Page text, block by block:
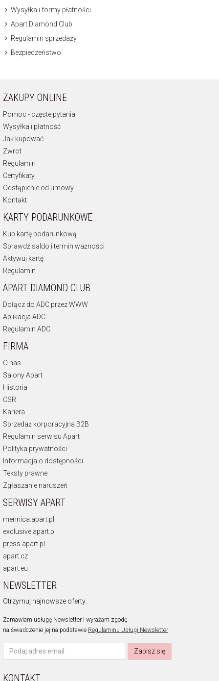
Wysyłka i formy płatności
Apart Diamond Club
Regulamin sprzedaży
Bezpieczeństwo
ZAKUPY ONLINE
Pomoc - częste pytania
Wysyłka i płatność
Jak kupować
Zwrot
Regulamin
Certyfikaty
Odstąpienie od umowy
Kontakt
KARTY PODARUNKOWE
Kup kartę podarunkową
Sprawdź saldo i termin ważności
Aktywuj kartę
Regulamin
APART DIAMOND CLUB
Dołącz do ADC przez WWW
Aplikacja ADC
Regulamin ADC
FIRMA
O nas
Salony Apart
Historia
CSR
Kariera
Sprzedaż korporacyjna B2B
Regulamin serwisu Apart
Polityka prywatności
Informacja o dostępności
Teksty prawne
Zgłaszanie naruszeń
SERWISY APART
mennica.apart.pl
exclusive.apart.pl
press.apart.pl
apart.cz
apart.eu
NEWSLETTER
Otrzymuj najnowsze oferty.
Zamawiam usługę Newsletter i wyrażam zgodę
na świadczenie jej na podstawie Regulaminu Usługi Newsletter
Zapisz się
KONTAKT